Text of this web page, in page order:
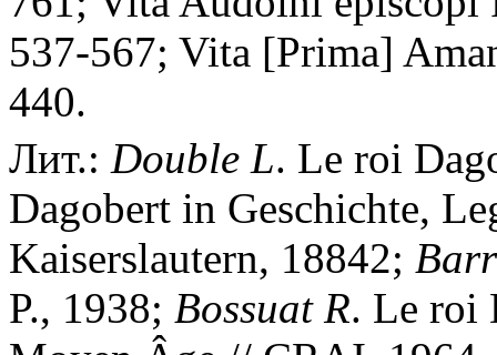
537-567; Vita [Prima]
440.
Лит.: Double L. Le roi
Dagobert in Geschichte,
Kaiserslautern, 18842;
P., 1938; Bossuat R. Le roi